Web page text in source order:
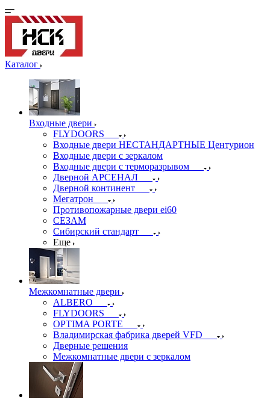
Каталог
Входные двери
FLYDOORS
Входные двери НЕСТАНДАРТНЫЕ Центурион
Входные двери с зеркалом
Входные двери с терморазрывом
Дверной АРСЕНАЛ
Дверной континент
Мегатрон
Противопожарные двери ei60
СЕЗАМ
Сибирский стандарт
Еще
Межкомнатные двери
ALBERO
FLYDOORS
OPTIMA PORTE
Владимирская фабрика дверей VFD
Дверные решения
Межкомнатные двери c зеркалом